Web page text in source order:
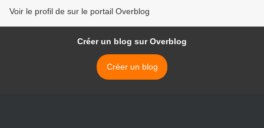
Voir le profil de sur le portail Overblog
Créer un blog sur Overblog
Créer un blog